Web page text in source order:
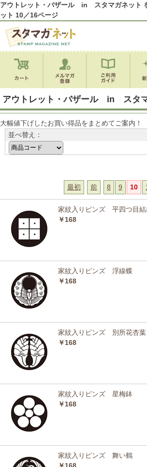
アウトレット・バザール in スタマガネット
ット 10／16ページ
アウトレット・バザール in スタ
大幅値下げしたお買い得品をまとめてご案内！
並べ替え：
最初
前 8 9 10
家紋入りピンズ 平四つ目結
￥168
家紋入りピンズ 浮線蝶
￥168
家紋入りピンズ 別所花杏葉
￥168
家紋入りピンズ 星梅鉢
￥168
家紋入りピンズ 舞い鶴